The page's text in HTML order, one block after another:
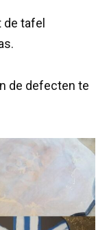
tafel
de defecten te